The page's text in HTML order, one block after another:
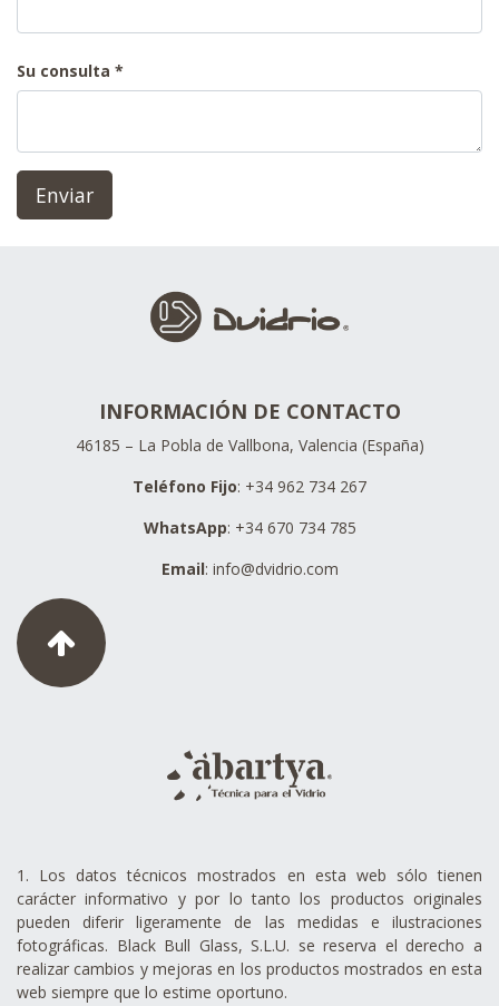
Su consulta
Enviar
INFORMACIÓN DE CONTACTO
46185 – La Pobla de Vallbona, Valencia (España)
Teléfono Fijo: +34 962 734 267
WhatsApp: +34 670 734 785
Email: info@dvidrio.com
1. Los datos técnicos mostrados en esta web sólo tienen
carácter informativo y por lo tanto los productos originales
pueden diferir ligeramente de las medidas e ilustraciones
fotográficas. Black Bull Glass, S.L.U. se reserva el derecho a
realizar cambios y mejoras en los productos mostrados en esta
web siempre que lo estime oportuno.